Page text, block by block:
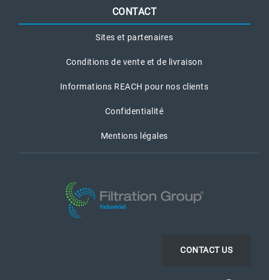
CONTACT
Sites et partenaires
Conditions de vente et de livraison
Informations REACH pour nos clients
Confidentialité
Mentions légales
CONTACT US